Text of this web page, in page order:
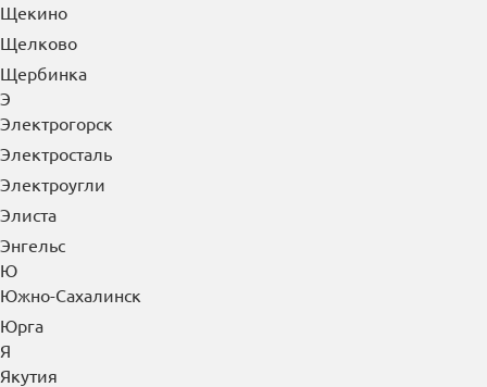
Щекино
Щелково
Щербинка
Э
Электрогорск
Электросталь
Электроугли
Элиста
Энгельс
Ю
Южно-Сахалинск
Юрга
Я
Якутия